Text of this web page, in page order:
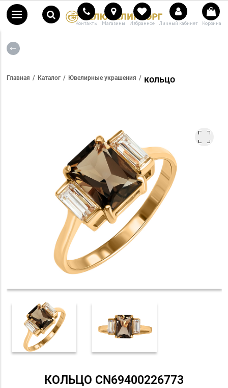
Контакты Магазины Избранное Личный кабинет Корзина
Главная Каталог Ювелирные украшения кольцо
КОЛЬЦО СN69400226773